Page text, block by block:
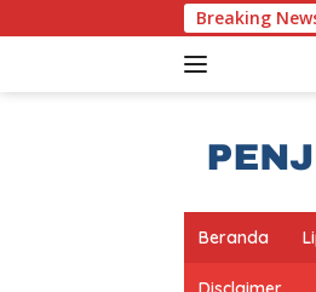
to
Breaking
Beranda